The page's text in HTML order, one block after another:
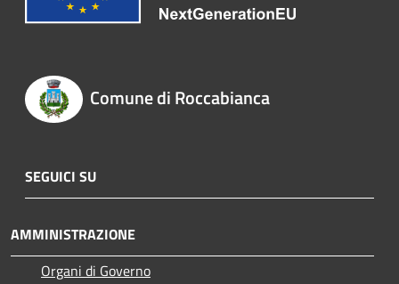
Comune di Roccabianca
SEGUICI SU
AMMINISTRAZIONE
Organi di Governo